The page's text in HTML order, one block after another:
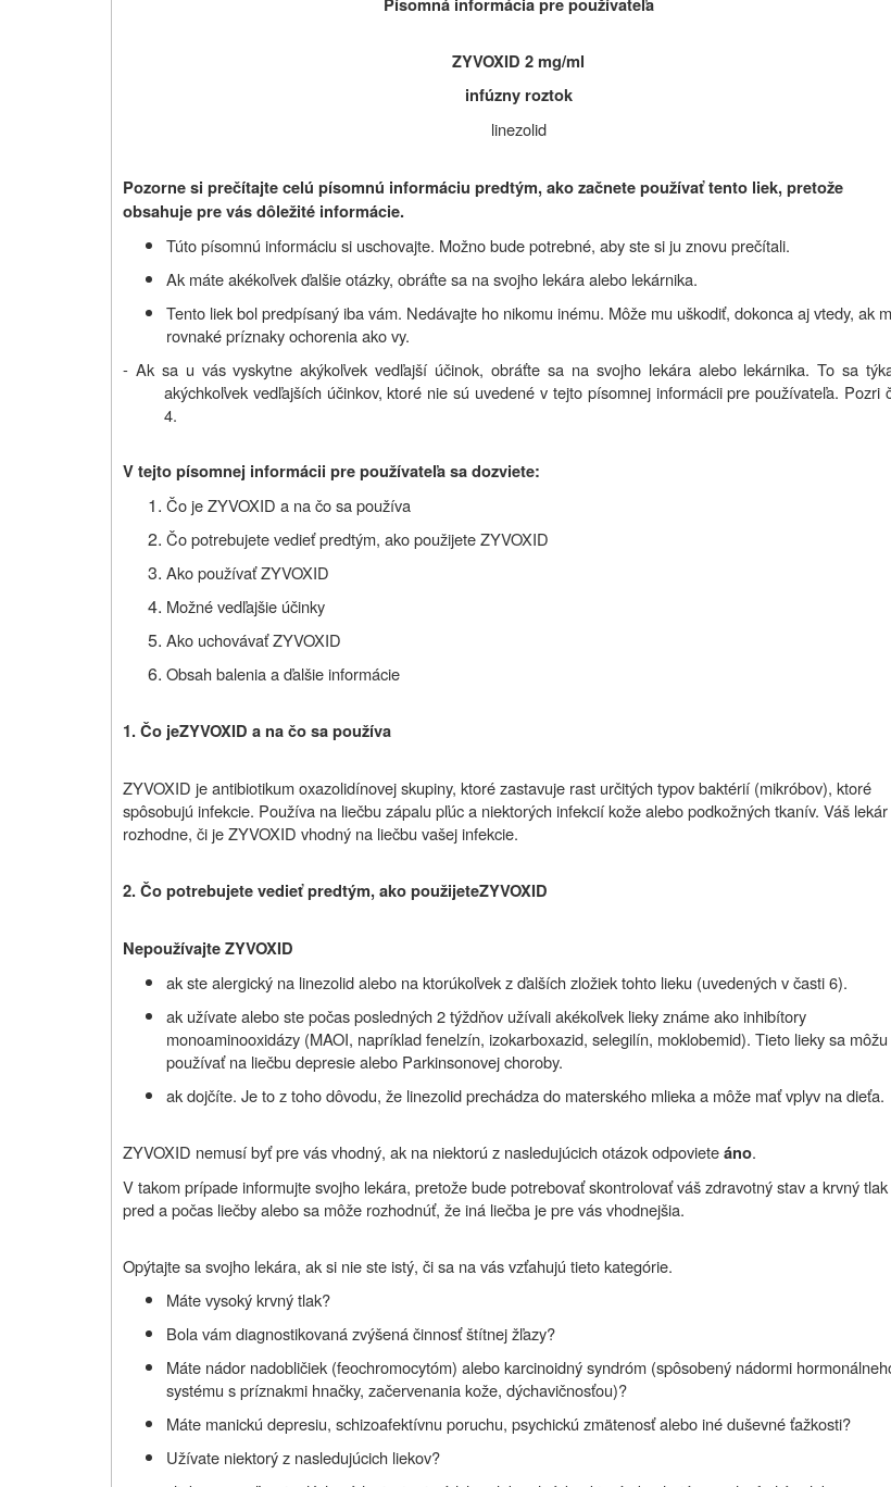
Písomná informácia pre používateľa
ZYVOXID 2 mg/ml
infúzny roztok
linezolid
Pozorne si prečítajte celú písomnú informáciu predtým, ako začnete používaťtento liek, pretože
obsahuje pre vás dôležité informácie.
Túto písomnú informáciu si uschovajte. Možno bude potrebné, aby ste si ju znovu prečítali.
Ak máte akékoľvek ďalšie otázky, obráťte sa na svojho lekára alebo lekárnika.
Tento liek bol predpísaný iba vám. Nedávajte ho nikomu inému. Môže mu uškodiť, dokonca aj vtedy, ak
rovnaké príznaky ochorenia ako vy.
- Ak sa u vás vyskytne akýkoľvek vedľajší účinok, obráťte sa na svojho lekára alebo lekárnika. To sa
akýchkoľvek vedľajších účinkov, ktoré nie sú uvedené v tejto písomnej informácii pre používateľa. Pozri
4.
V tejto písomnej informácii pre používateľa sa dozviete:
Čo je ZYVOXID a na čo sa používa
Čo potrebujete vedieť predtým, ako použijete ZYVOXID
Ako používať ZYVOXID
Možné vedľajšie účinky
Ako uchovávať ZYVOXID
Obsah balenia a ďalšie informácie
1.Čo jeZYVOXID a na čo sa používa
ZYVOXID je antibiotikum oxazolidínovej skupiny, ktoré zastavuje rast určitých typov baktérií (mikróbov), ktoré
spôsobujú infekcie. Používa na liečbu zápalu pľúc a niektorých infekcií kože alebo podkožných tkanív. Váš lekár
rozhodne, či je ZYVOXID vhodný na liečbu vašej infekcie.
2.Čo potrebujete vedieť predtým, ako použijeteZYVOXID
NepoužívajteZYVOXID
ak ste alergický na linezolid alebo na ktorúkoľvek z ďalších zložiek tohto lieku (uvedených v časti 6).
ak užívate alebo ste počas posledných 2 týždňov užívali akékoľvek lieky známe ako inhibítory
monoaminooxidázy (MAOI, napríklad fenelzín, izokarboxazid, selegilín, moklobemid). Tieto lieky sa môžu
používať na liečbu depresie alebo Parkinsonovej choroby.
ak dojčíte. Je to z toho dôvodu, že linezolid prechádza do materského mlieka a môže mať vplyv na dieťa.
ZYVOXID nemusí byť pre vás vhodný, ak na niektorú z nasledujúcich otázok odpovieteáno.
V takom prípade informujte svojho lekára, pretože bude potrebovať skontrolovať váš zdravotný stav a krvný tlak
pred a počas liečby alebo sa môže rozhodnúť, že iná liečba je pre vás vhodnejšia.
Opýtajte sa svojho lekára, ak si nie ste istý, či sa na vás vzťahujú tieto kategórie.
Máte vysoký krvný tlak?
Bola vám diagnostikovaná zvýšená činnosť štítnej žľazy?
Máte nádor nadobličiek (feochromocytóm) alebo karcinoidný syndróm (spôsobený nádormi
systému s príznakmi hnačky, začervenania kože, dýchavičnosťou)?
Máte manickú depresiu, schizoafektívnu poruchu, psychickú zmätenosť alebo iné duševné ťažkosti?
Užívate niektorý z nasledujúcich liekov?